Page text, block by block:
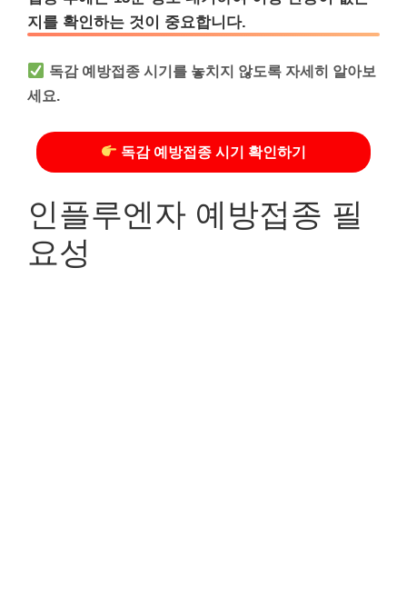
지를 확인하는 것이 중요합니다.
독감 예방접종 시기를 놓치지 않도록 자세히 알아보
세요.
독감 예방접종 시기 확인하기
인플루엔자 예방접종 필
요성